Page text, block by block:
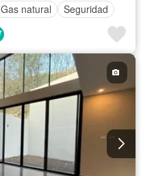
Gas natural Seguridad